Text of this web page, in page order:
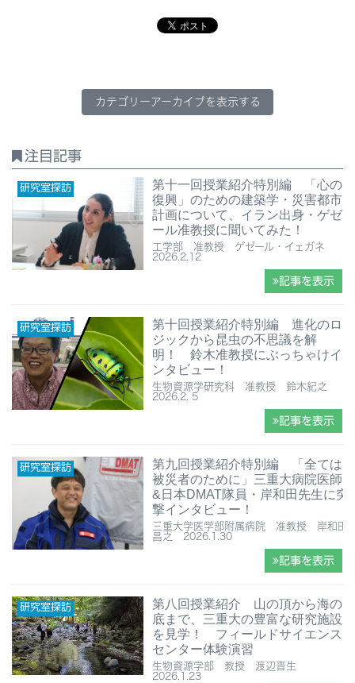
カテゴリーアーカイブを表示する
注目記事
研究室探訪
第十一回授業紹介特別編 「心の
復興」のための建築学・災害都市
計画について、イラン出身・ゲゼ
ール准教授に聞いてみた！
工学部 准教授 ゲゼール・イェガネ
2026.2.12
記事を表示
研究室探訪
第十回授業紹介特別編 進化のロ
ジックから昆虫の不思議を解
明！ 鈴木准教授にぶっちゃけイ
ンタビュー！
生物資源学研究科 准教授 鈴木紀之
2026.2. 5
記事を表示
研究室探訪
第九回授業紹介特別編 「全ては
被災者のために」三重大病院医師
&日本DMAT隊員・岸和田先生に突
撃インタビュー！
三重大学医学部附属病院 准教授 岸和田
昌之 2026.1.30
記事を表示
研究室探訪
第八回授業紹介 ⼭の頂から海の
底まで、三重大の豊富な研究施設
を見学！ フィールドサイエンス
センター体験演習
生物資源学部 教授 渡辺晋生
2026.1.23